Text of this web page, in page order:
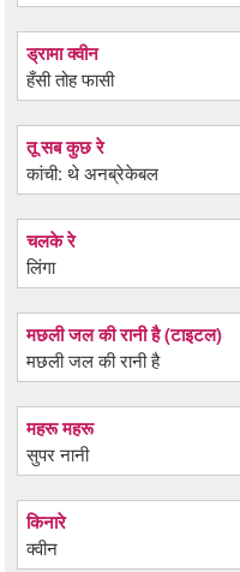
ड्रामा क्वीन
हँसी तोह फासी
तू सब कुछ रे
कांची: थे अनब्रेकेबल
चलके रे
लिंगा
मछली जल की रानी है (टाइटल)
मछली जल की रानी है
महरू महरू
सुपर नानी
किनारे
क्वीन